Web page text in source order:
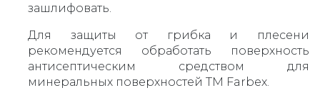
зашлифовать.
Для защиты от грибка и плесени
рекомендуется обработать поверхность
антисептическим средством для
минеральных поверхностей ТМ Farbex.